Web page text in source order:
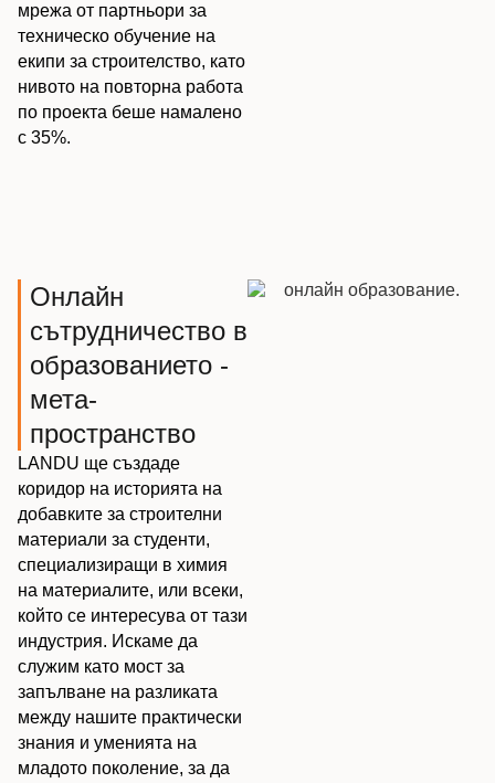
мрежа от партньори за
техническо обучение на
екипи за строителство, като
нивото на повторна работа
по проекта беше намалено
с 35%.
Онлайн
сътрудничество в
образованието -
мета-
пространство
LANDU ще създаде
коридор на историята на
добавките за строителни
материали за студенти,
специализиращи в химия
на материалите, или всеки,
който се интересува от тази
индустрия. Искаме да
служим като мост за
запълване на разликата
между нашите практически
знания и уменията на
младото поколение, за да